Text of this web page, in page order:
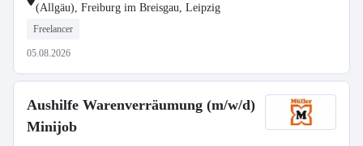
(Allgäu), Freiburg im Breisgau, Leipzig
Freelancer
05.08.2026
Aushilfe Warenverräumung (m/w/d)
Minijob